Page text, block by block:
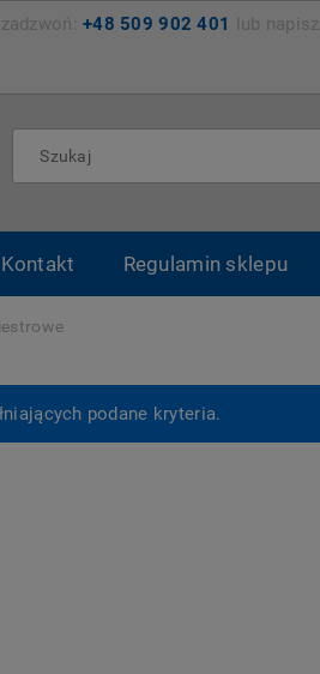
+48 509 902 401 lub napisz:
Kontakt Regulamin sklepu
podane kryteria.